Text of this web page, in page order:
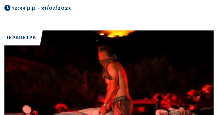
12:33 μ.μ. - 31/07/2025
ΙΕΡΑΠΕΤΡΑ